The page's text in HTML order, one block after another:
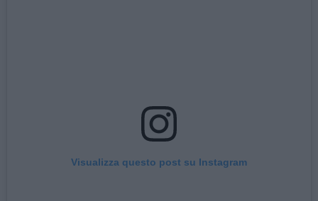
Visualizza questo post su Instagram